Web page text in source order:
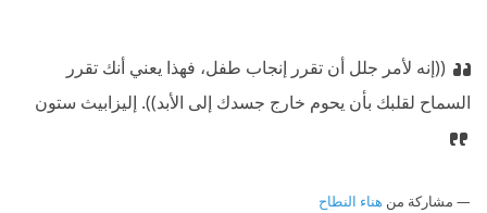
((إنه لأمر جلل أن تقرر إنجاب طفل، فهذا يعني أنك تقرر
السماح لقلبك بأن يحوم خارج جسدك إلى الأبد)). ‫ إليزابيث ستون
مشاركة من هناء النطاح